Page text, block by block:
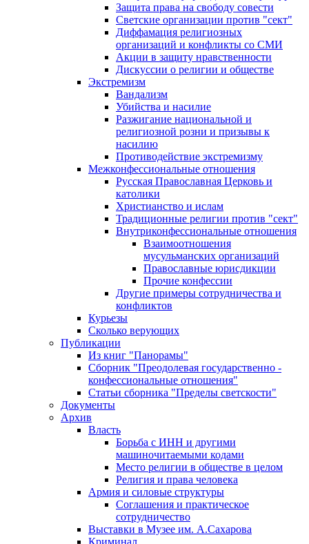
Защита права на свободу совести
Светские организации против "сект"
Диффамация религиозных
организаций и конфликты со СМИ
Акции в защиту нравственности
Дискуссии о религии и обществе
Экстремизм
Вандализм
Убийства и насилие
Разжигание национальной и
религиозной розни и призывы к
насилию
Противодействие экстремизму
Межконфессиональные отношения
Русская Православная Церковь и
католики
Христианство и ислам
Традиционные религии против "сект"
Внутриконфессиональные отношения
Взаимоотношения
мусульманских организаций
Православные юрисдикции
Прочие конфессии
Другие примеры сотрудничества и
конфликтов
Курьезы
Сколько верующих
Публикации
Из книг "Панорамы"
Сборник "Преодолевая государственно -
конфессиональные отношения"
Статьи сборника "Пределы светскости"
Документы
Архив
Власть
Борьба с ИНН и другими
машиночитаемыми кодами
Место религии в обществе в целом
Религия и права человека
Армия и силовые структуры
Соглашения и практическое
сотрудничество
Выставки в Музее им. А.Сахарова
Криминал